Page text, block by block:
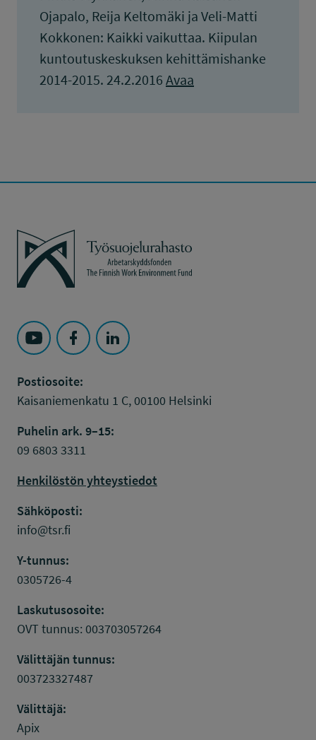
Ojapalo, Reija Keltomäki ja Veli-Matti
Kokkonen: Kaikki vaikuttaa. Kiipulan
kuntoutuskeskuksen kehittämishanke
2014-2015. 24.2.2016 Avaa
Työsuojelurahasto
Seuraa Työsuojelurahasto kohteessa: YouTube
Seuraa Työsuojelurahasto kohteessa:
Seuraa Työsuojelurahasto kohteessa:
Postiosoite:
Kaisaniemenkatu 1 C, 00100 Helsinki
Puhelin ark. 9–15:
09 6803 3311
Henkilöstön yhteystiedot
Sähköposti:
info@tsr.fi
Y-tunnus:
0305726-4
Laskutusosoite:
OVT tunnus: 003703057264
Välittäjän tunnus:
003723327487
Välittäjä:
Apix